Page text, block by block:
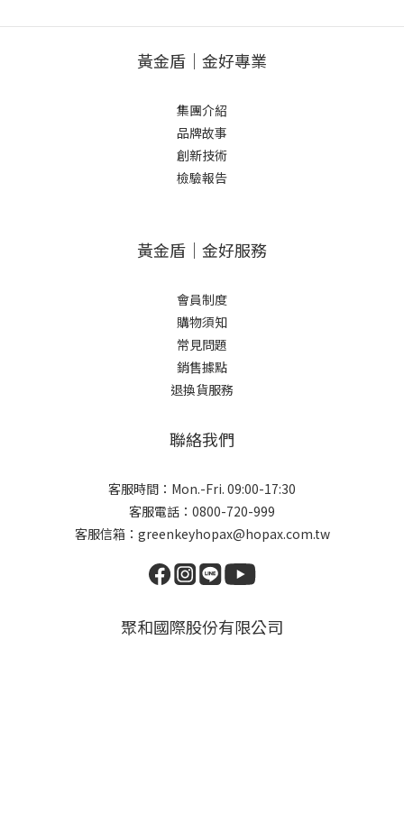
黃金盾｜金好專業
集團介紹
品牌故事
創新技術
檢驗報告
黃金盾｜金好服務
會員制度
購物須知
常見問題
銷售據點
退換貨服務
聯絡我們
客服時間：Mon.-Fri. 09:00-17:30
客服電話：0800-720-999
客服信箱：greenkeyhopax@hopax.com.tw
聚和國際股份有限公司